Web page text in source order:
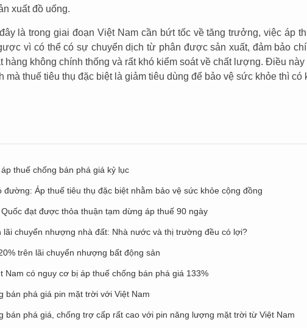
xuất đồ uống.
là trong giai đoạn Việt Nam cần bứt tốc về tăng trưởng, việc áp
vì có thể có sự chuyển dịch từ phân được sản xuất, đảm bảo
hàng không chính thống và rất khó kiểm soát về chất lượng. Điều này
mà thuế tiêu thụ đặc biệt là giảm tiêu dùng để bảo vệ sức khỏe thì có
thuế chống bán phá giá kỷ lục
đường: Áp thuế tiêu thụ đặc biệt nhằm bảo vệ sức khỏe cộng đồng
đạt được thỏa thuận tạm dừng áp thuế 90 ngày
lãi chuyển nhượng nhà đất: Nhà nước và thị trường đều có lợi?
trên lãi chuyển nhượng bất động sản
Nam có nguy cơ bị áp thuế chống bán phá giá 133%
bán phá giá pin mặt trời với Việt Nam
bán phá giá, chống trợ cấp rất cao với pin năng lượng mặt trời từ Việt Nam